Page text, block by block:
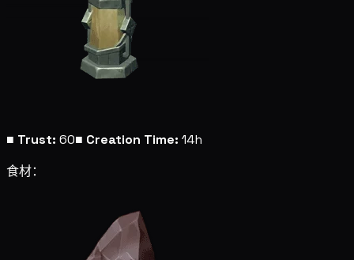
■ Trust: 60■ Creation Time: 14h
食材：